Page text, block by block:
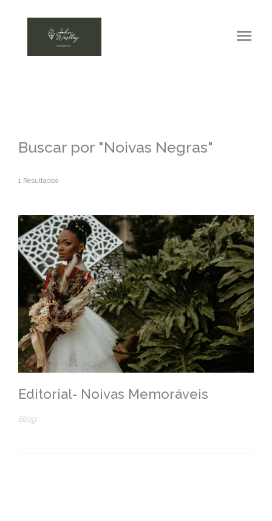
menu
Buscar por "Noivas Negras"
1 Resultados
Editorial- Noivas Memoráveis
Blog